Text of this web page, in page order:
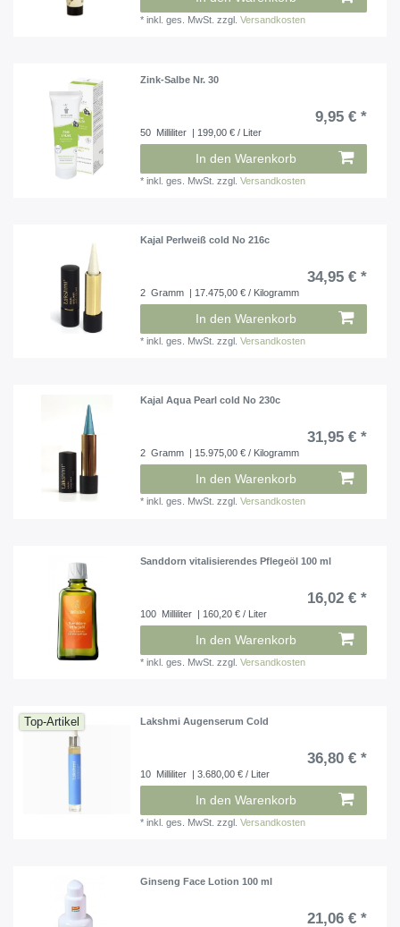
*inkl. ges. MwSt. zzgl.Versandkosten
Zink-Salbe Nr. 30
9,95 € *
50 Milliliter | 199,00 € / Liter
In den Warenkorb
*inkl. ges. MwSt. zzgl.Versandkosten
Kajal Perlweiß cold No 216c
34,95 € *
2 Gramm | 17.475,00 € / Kilogramm
In den Warenkorb
*inkl. ges. MwSt. zzgl.Versandkosten
Kajal Aqua Pearl cold No 230c
31,95 € *
2 Gramm | 15.975,00 € / Kilogramm
In den Warenkorb
*inkl. ges. MwSt. zzgl.Versandkosten
Sanddorn vitalisierendes Pflegeöl 100 ml
16,02 € *
100 Milliliter | 160,20 € / Liter
In den Warenkorb
*inkl. ges. MwSt. zzgl.Versandkosten
Top-Artikel Lakshmi Augenserum Cold
36,80 € *
10 Milliliter | 3.680,00 € / Liter
In den Warenkorb
*inkl. ges. MwSt. zzgl.Versandkosten
Ginseng Face Lotion 100 ml
21,06 € *